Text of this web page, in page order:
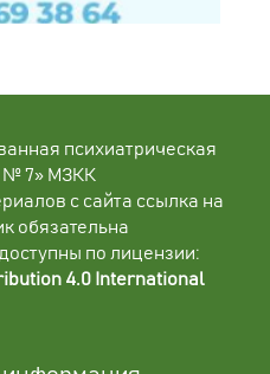
психиатрическая
№ 7» МЗКК
с сайта ссылка на
обязательна
по лицензии:
4.0 International